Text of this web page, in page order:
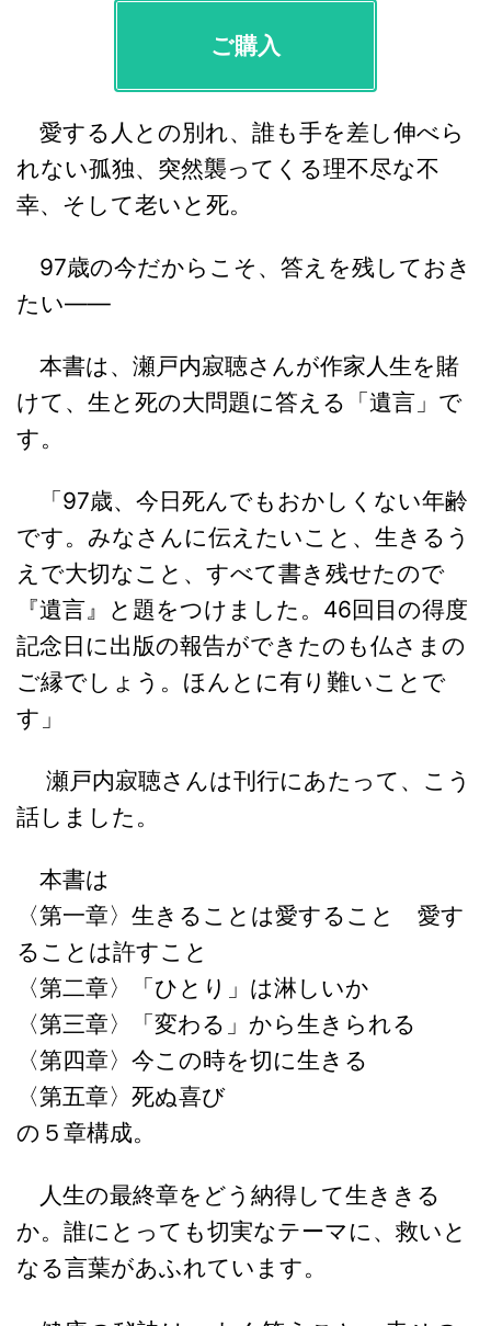
ご購入
愛する人との別れ、誰も手を差し伸べら
れない孤独、突然襲ってくる理不尽な不
幸、そして老いと死。
97歳の今だからこそ、答えを残しておき
たい――
本書は、瀬戸内寂聴さんが作家人生を賭
けて、生と死の大問題に答える「遺言」で
す。
「97歳、今日死んでもおかしくない年齢
です。みなさんに伝えたいこと、生きるう
えで大切なこと、すべて書き残せたので
『遺言』と題をつけました。46回目の得度
記念日に出版の報告ができたのも仏さまの
ご縁でしょう。ほんとに有り難いことで
す」
瀬戸内寂聴さんは刊行にあたって、こう
話しました。
本書は
〈第一章〉生きることは愛すること 愛す
ることは許すこと
〈第二章〉「ひとり」は淋しいか
〈第三章〉「変わる」から生きられる
〈第四章〉今この時を切に生きる
〈第五章〉死ぬ喜び
の５章構成。
人生の最終章をどう納得して生ききる
か。誰にとっても切実なテーマに、救いと
なる言葉があふれています。